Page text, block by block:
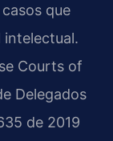
que
Courts of
Delegados
de 2019